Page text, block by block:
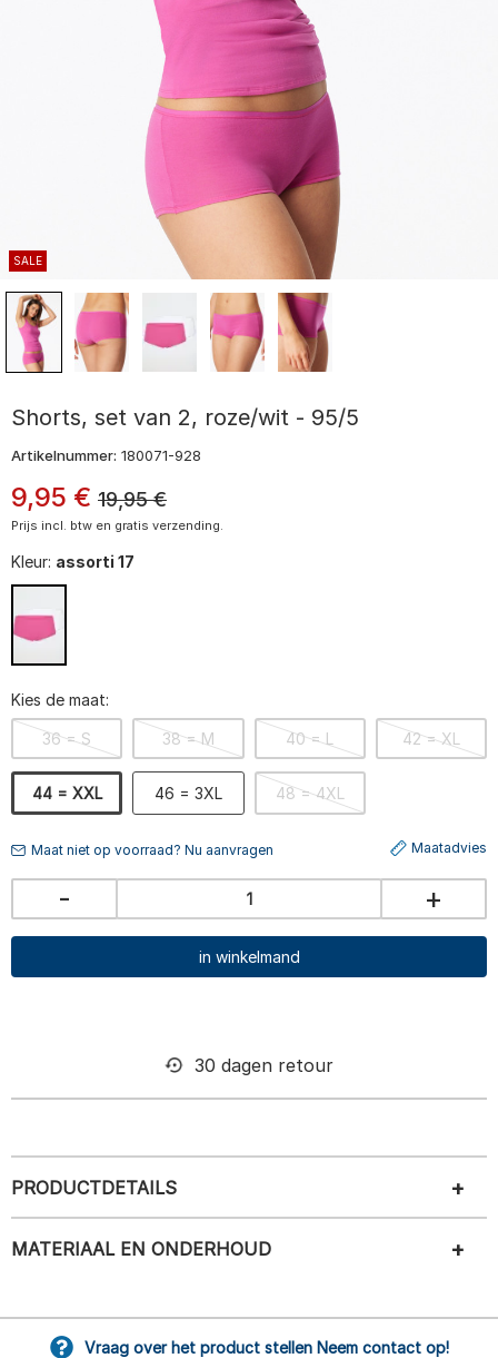
SALE
Shorts, set van 2, roze/wit - 95/5
Artikelnummer: 180071-928
9,95 € 19,95 €
Prijs incl. btw en gratis verzending.
Kleur: assorti 17
Kies de maat:
36 = S 38 = M 40 = L 42 = XL
44 = XXL 46 = 3XL 48 = 4XL
Maat niet op voorraad? Nu aanvragen Maatadvies
- +
in winkelmand
30 dagen retour
PRODUCTDETAILS
MATERIAAL EN ONDERHOUD
Vraag over het product stellen Neem contact op!